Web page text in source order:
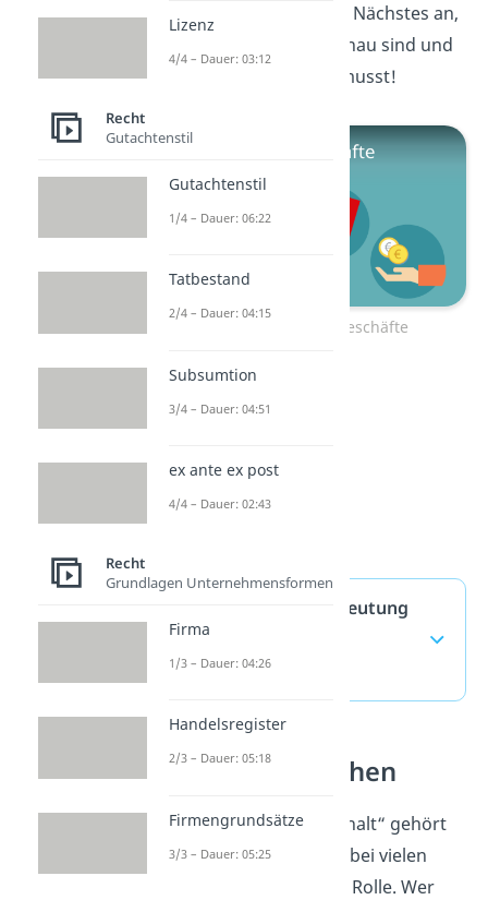
Vorbehalt“
. Schau dir als Nächstes an,
genau sind und
was du dabei beachten musst!
Zum Video: Rechtsgeschäfte
Unter Vorbehalt Bedeutung
— häufigste Fragen
(ausklappen)
Zivilrecht verstehen
Der Zusatz „unter Vorbehalt“ gehört
zum Zivilrecht und spielt bei vielen
Zahlungen im Alltag eine Rolle. Wer
Lizenz
4/4 – Dauer: 03:12
Recht
Gutachtenstil
Gutachtenstil
1/4 – Dauer: 06:22
Tatbestand
2/4 – Dauer: 04:15
Subsumtion
3/4 – Dauer: 04:51
ex ante ex post
4/4 – Dauer: 02:43
Recht
Grundlagen Unternehmensformen
Firma
1/3 – Dauer: 04:26
Handelsregister
2/3 – Dauer: 05:18
Firmengrundsätze
3/3 – Dauer: 05:25